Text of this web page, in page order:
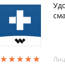
★★★★★
★★★★★